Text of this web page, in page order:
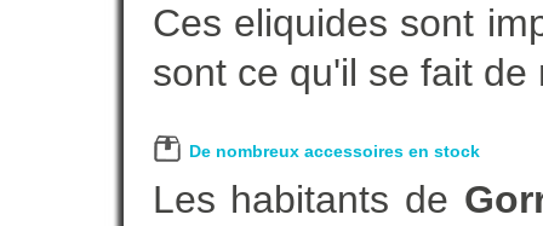
Ces eliquides sont
sont ce qu'il se fait
De nombreux accessoires en stock
Les habitants de